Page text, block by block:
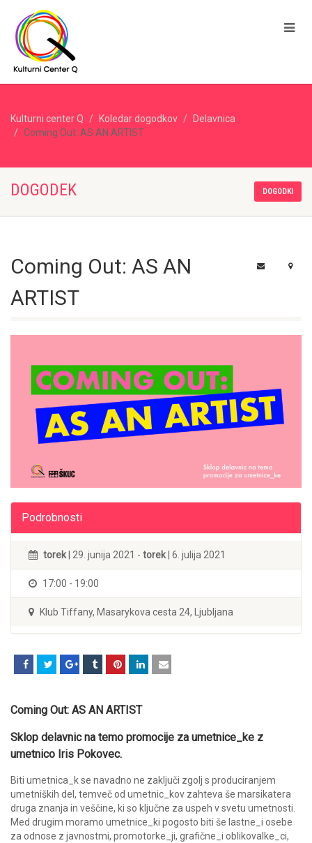
Kulturni center Q Koledar dogodkov
Delavnica
Coming Out: AS AN ARTIST
DOGODEK DOGODKI
Coming Out: AS AN
ARTIST
Podrobnosti
torek | 29. junija 2021 - torek | 6. julija 2021
17:00 - 19:00
Klub Tiffany, Masarykova cesta 24, Ljubljana
Coming Out: AS AN ARTIST
Sklop delavnic na temo promocije za umetnice_ke z
umetnico Iris Pokovec.
Biti umetnica_k se navadno ne zaključi zgolj s produciranjem
umetniških del, temveč od umetnic_kov zahteva še marsikatera
druga znanja in veščine, ki so ključne za uspeh v svetu umetnosti.
Med drugim moramo umetnice_ki pogosto biti še lastne_i osebe
za odnose z javnostmi, promotorke_ji, grafične_i oblikovalke_ci,